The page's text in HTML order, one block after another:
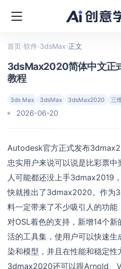
首页›软件›3dsMax›正文
3dsMax2020简体中文正
教程
3ds Max 3dsMax 3dsMax2020 三
2026-06-20
Autodesk官方正式发布
忠实用户来说可以说是比彩票
人可能都还没上手3dmax2019
快就推出了3dmax2020。作为
料一定带来了不少吸引人的功
对OSL着色的支持，新增14个新
活的工具集，使用户可以快速
染和模型，并且在性能和稳定性
3dmax2020还可以跟Arnold、